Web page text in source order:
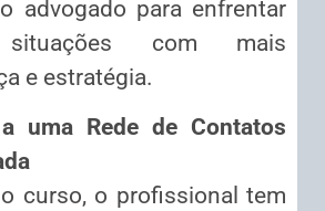
advogado para enfrentar
com mais
e estratégia.
uma Rede de Contatos
curso, o profissional tem